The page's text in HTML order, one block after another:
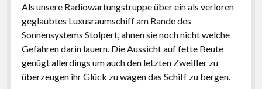
Als unsere Radiowartungstruppe über ein als verloren
geglaubtes Luxusraumschiff am Rande des
Sonnensystems Stolpert, ahnen sie noch nicht welche
Gefahren darin lauern. Die Aussicht auf fette Beute
genügt allerdings um auch den letzten Zweifler zu
überzeugen ihr Glück zu wagen das Schiff zu bergen.